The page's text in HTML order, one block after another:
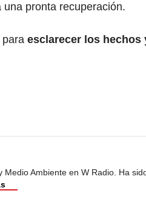
pronta recuperación.
para esclarecer los hechos
Medio Ambiente en W Radio. Ha